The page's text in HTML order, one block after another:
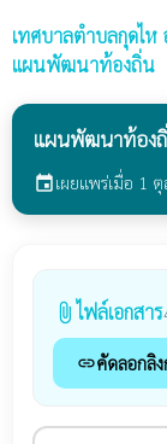
เทศบาลตำบลกุดไห
แผนพัฒนาท้องถิ่น
แผนพัฒนาท้อง
eventเผยแพร่เมื่อ 1
attach_file ไฟล์เอกสาร
linkคัดลอกลิ